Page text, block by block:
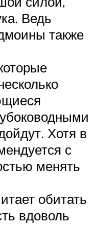
Ведь
также
Хотя в
с
менять
обитать
вдоволь